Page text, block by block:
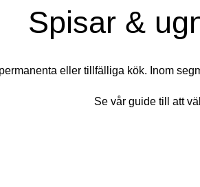
Spisar &
eller tillfälliga kök. Inom
Se vår guide till att